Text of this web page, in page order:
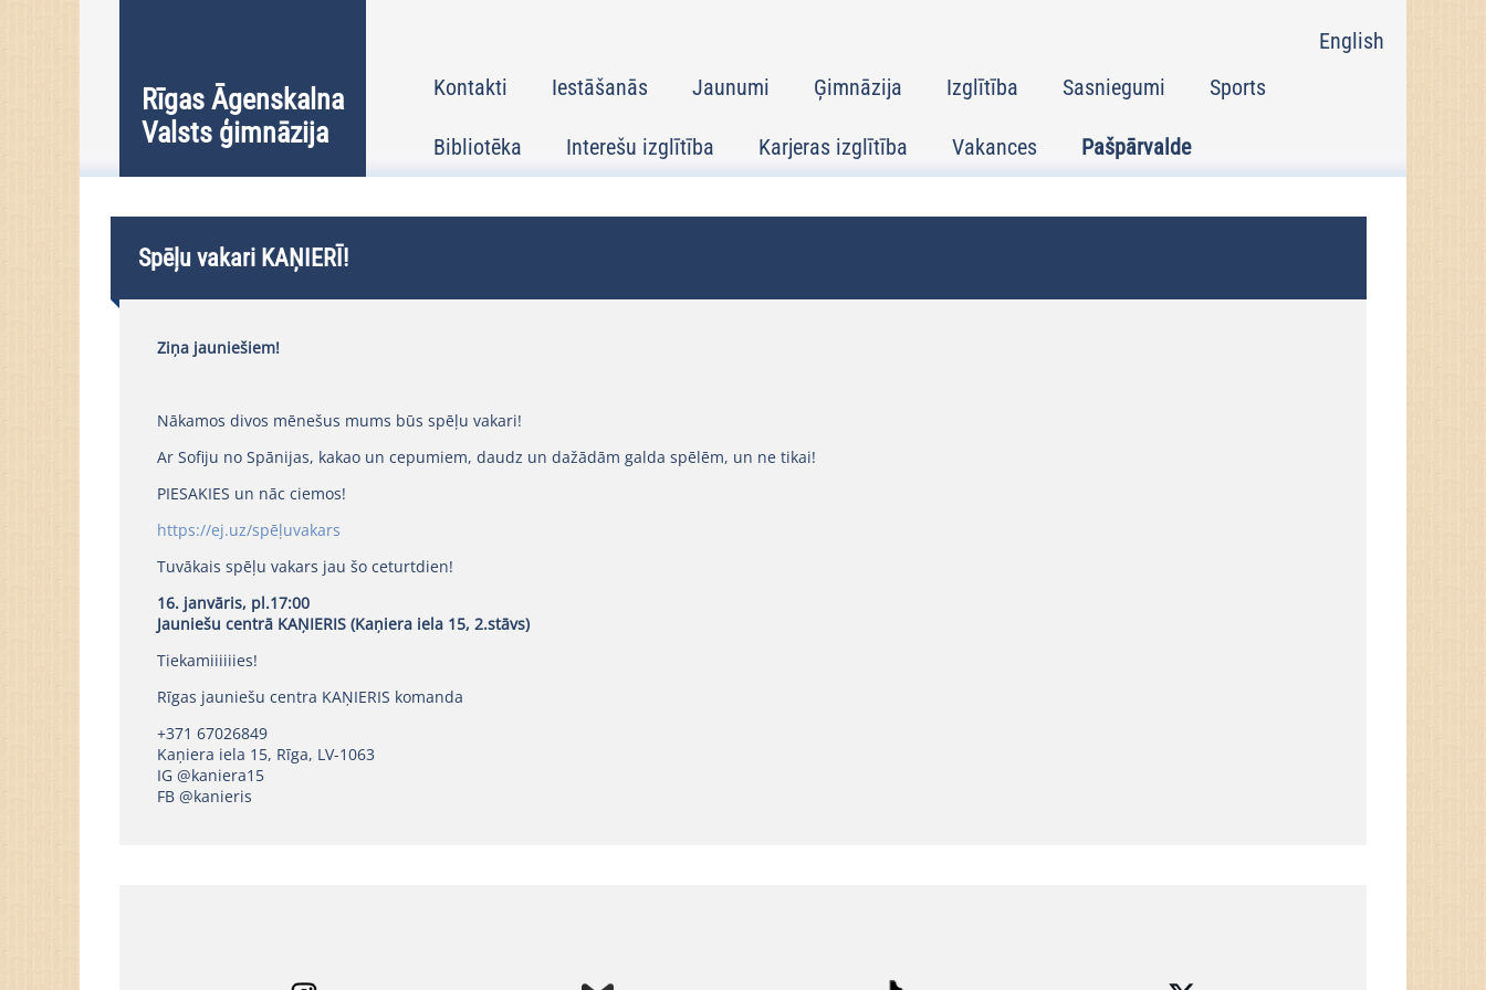
Rīgas Āgenskalna
Valsts ģimnāzija
Kontakti Iestāšanās Jaunumi Ģimnāzija Izglītība Sasniegumi Sports
Bibliotēka Interešu izglītība Karjeras izglītība Vakances Pašpārvalde
English
Spēļu vakari KAŅIERĪ!
Ziņa jauniešiem!
Nākamos divos mēnešus mums būs spēļu vakari!
Ar Sofiju no Spānijas, kakao un cepumiem, daudz un dažādām galda spēlēm, un ne tikai!
PIESAKIES un nāc ciemos!
https://ej.uz/spēļuvakars
Tuvākais spēļu vakars jau šo ceturtdien!
16. janvāris, pl.17:00
Jauniešu centrā KAŅIERIS (Kaņiera iela 15, 2.stāvs)
Tiekamiiiiiies!
Rīgas jauniešu centra KAŅIERIS komanda
+371 67026849
Kaņiera iela 15, Rīga, LV-1063
IG @kaniera15
FB @kanieris